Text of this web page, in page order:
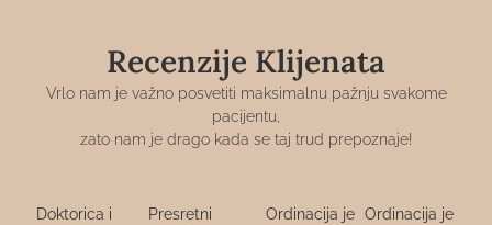
Recenzije Klijenata
Vrlo nam je važno posvetiti maksimalnu pažnju svakome
pacijentu,
zato nam je drago kada se taj trud prepoznaje!
Doktorica i
Presretni
Ordinacija je Ordinacija je